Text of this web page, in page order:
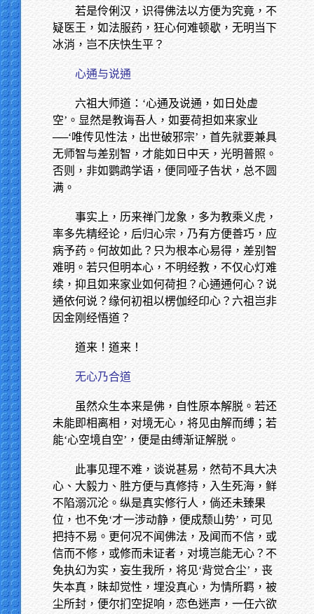
若是伶俐汉，识得佛法以方便为究竟，不
疑医王，如法服药，狂心何难顿歇，无明当下
冰消，岂不庆快生平？
心通与说通
六祖大师道：‘心通及说通，如日处虚
空’。显然是教诲吾人，如要荷担如来家业
──‘唯传见性法，出世破邪宗’，首先就要兼具
无师智与差别智，才能如日中天，光明普照。
否则，非如鹦鹉学语，便同哑子告状，总不圆
满。
事实上，历来禅门龙象，多为教乘义虎，
率多先精经论，后归心宗，乃有方便善巧，应
病予药。何故如此？只为根本心易得，差别智
难明。若只但明本心，不明经教，不仅心灯难
续，抑且如来家业如何荷担？心通通何心？说
通依何说？缘何初祖以楞伽经印心？六祖岂非
因金刚经悟道？
道来！道来！
无心乃合道
虽然众生本来是佛，自性原本解脱。若还
未能即相离相，对境无心，将见由解而缚；若
能‘心空境自空’，便是由缚渐证解脱。
此事见理不难，谈说甚易，然苟不具大决
心、大毅力、胜方便与真修持，入生死海，鲜
不陷溺沉沦。纵是真实修行人，倘还未臻果
位，也不免‘才一涉动静，便成颓山势’，可见
把持不易。更何况不闻佛法，及闻而不信，或
信而不修，或修而未证者，对境岂能无心？不
免执幻为实，妄生我所，将见‘背觉合尘’，丧
失本真，昧却觉性，埋没真心，为情所羁，被
尘所封，便尔扪空捉响，恋色迷声，一任六欲